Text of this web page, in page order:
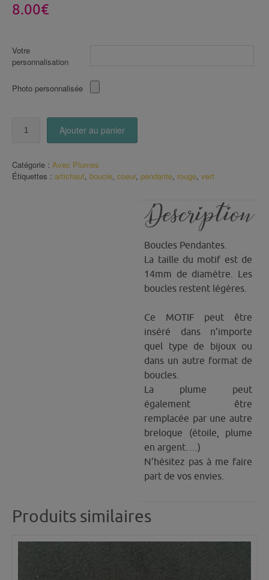
8.00€
Votre
personnalisation
Photo personnalisée
d'artichaut
Ajouter au panier
Catégorie : Avec Plumes
Étiquettes : artichaut, boucle, coeur, pendante, rouge, vert
Description
Boucles Pendantes.
La taille du motif est de
14mm de diamètre. Les
boucles restent légères.
Ce MOTIF peut être
inséré dans n’importe
quel type de bijoux ou
dans un autre format de
boucles.
La plume peut
également être
remplacée par une autre
breloque (étoile, plume
en argent….)
N’hésitez pas à me faire
part de vos envies.
Produits similaires